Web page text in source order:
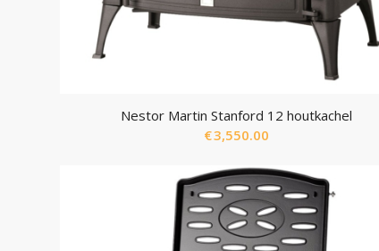
Nestor Martin Stanford 12 houtkachel
€3,550.00